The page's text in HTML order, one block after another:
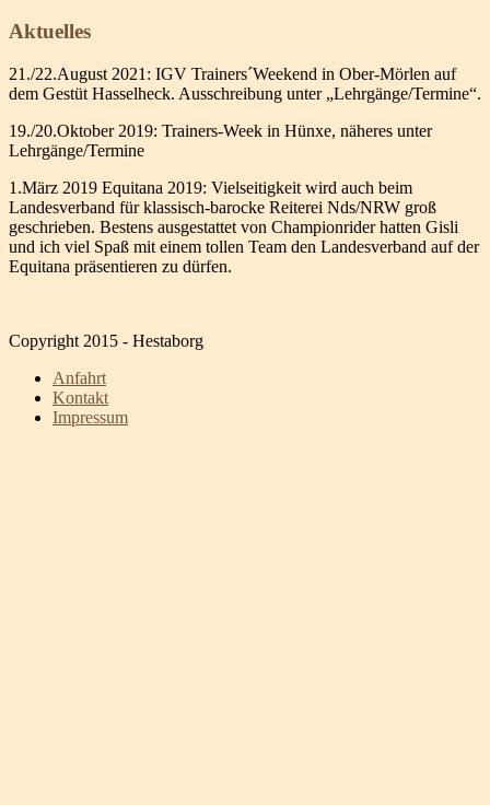
Aktuelles
21./22.August 2021: IGV Trainers´Weekend in Ober-Mörlen auf
dem Gestüt Hasselheck. Ausschreibung unter „Lehrgänge/Termine“.
19./20.Oktober 2019: Trainers-Week in Hünxe, näheres unter
Lehrgänge/Termine
1.März 2019 Equitana 2019: Vielseitigkeit wird auch beim
Landesverband für klassisch-barocke Reiterei Nds/NRW groß
geschrieben. Bestens ausgestattet von Championrider hatten Gisli
und ich viel Spaß mit einem tollen Team den Landesverband auf der
Equitana präsentieren zu dürfen.
Copyright 2015 - Hestaborg
Anfahrt
Kontakt
Impressum